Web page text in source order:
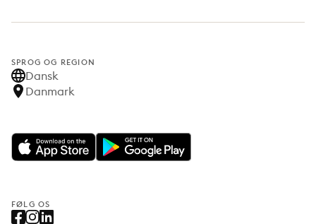
SPROG OG REGION
Dansk
Danmark
FØLG OS